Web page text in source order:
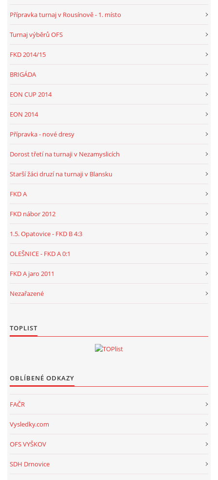
Přípravka turnaj v Rousínově - 1. místo
Turnaj výběrů OFS
FKD 2014/15
BRIGÁDA
EON CUP 2014
EON 2014
Přípravka - nové dresy
Dorost třetí na turnaji v Nezamyslicích
Starší žáci druzí na turnaji v Blansku
FKD A
FKD nábor 2012
1.5. Opatovice - FKD B 4:3
OLEŠNICE - FKD A 0:1
FKD A jaro 2011
Nezařazené
TOPLIST
OBLÍBENÉ ODKAZY
FAČR
Vysledky.com
OFS VYŠKOV
SDH Drnovice